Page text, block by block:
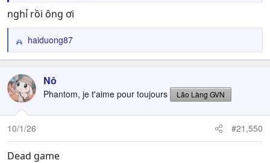
nghỉ rồi ông ơi
R
e
c
t
i
o
n
haiduong87
Nô
Phantom, je t'aime pour toujours Lão Làng GVN
10/1/26 #21,550
Dead game